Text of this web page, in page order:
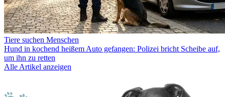
Tiere suchen Menschen
Hund in kochend heißem Auto gefangen: Polizei bricht Scheibe auf,
um ihn zu retten
Alle Artikel anzeigen